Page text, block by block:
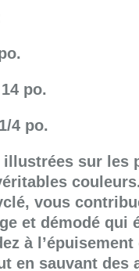
po.
4 po.
illustrées sur les
vous
et démodé qui
à
en sauvant des